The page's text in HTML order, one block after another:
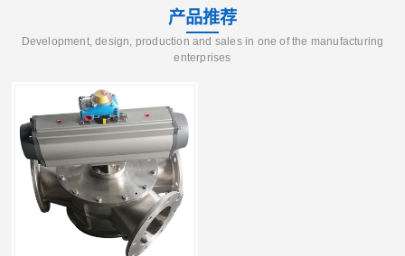
产品推荐
Development, design, production and sales in one of the manufacturing
enterprises